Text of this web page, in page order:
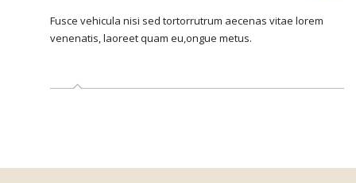
Fusce vehicula nisi sed tortorrutrum aecenas vitae lorem
venenatis, laoreet quam eu,ongue metus.